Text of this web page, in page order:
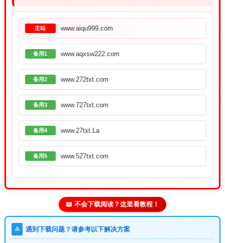
主站 www.aiqu999.com
备用1 www.aqxsw222.com
备用2 www.272txt.com
备用3 www.727txt.com
备用4 www.27txt.La
备用5 www.527txt.com
📖 不会下载阅读？这里看教程！
⚠️ 遇到下载问题？请参考以下解决方案